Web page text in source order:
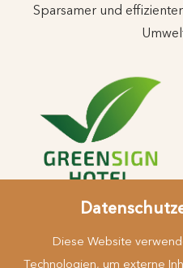
Diese Website
Technologien, um externe
Sparsamer und